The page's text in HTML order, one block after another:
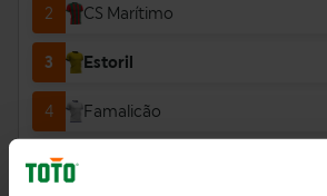
2 CS Marítimo
3 Estoril
4 Famalicão
5